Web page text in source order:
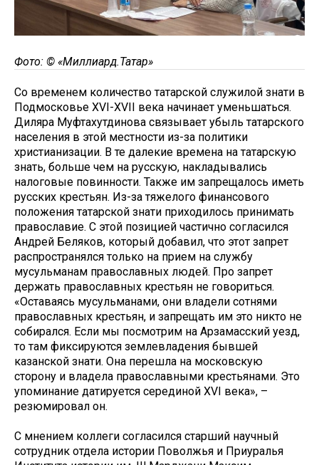
Фото: © «Миллиард.Татар»
Со временем количество татарской служилой знати в
Подмосковье XVI-XVII века начинает уменьшаться.
Диляра Муфтахутдинова связывает убыль татарского
населения в этой местности из-за политики
христианизации. В те далекие времена на татарскую
знать, больше чем на русскую, накладывались
налоговые повинности. Также им запрещалось иметь
русских крестьян. Из-за тяжелого финансового
положения татарской знати приходилось принимать
православие. С этой позицией частично согласился
Андрей Беляков, который добавил, что этот запрет
распространялся только на прием на службу
мусульманам православных людей. Про запрет
держать православных крестьян не говориться.
«Оставаясь мусульманами, они владели сотнями
православных крестьян, и запрещать им это никто не
собирался. Если мы посмотрим на Арзамасский уезд,
то там фиксируются землевладения бывшей
казанской знати. Она перешла на московскую
сторону и владела православными крестьянами. Это
упоминание датируется серединой XVI века», –
резюмировал он.
С мнением коллеги согласился старший научный
сотрудник отдела истории Поволжья и Приуралья